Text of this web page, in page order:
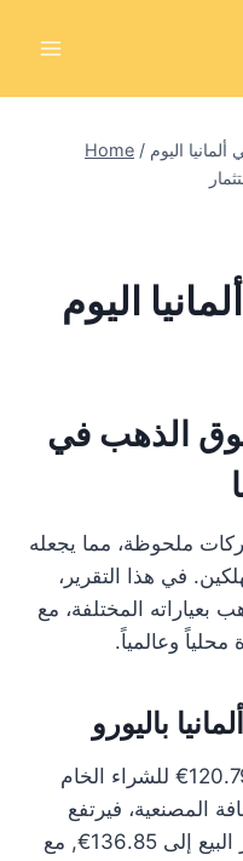
Home / اليوم
اليوم
الذهب في
ملحوظة، مما يجعله
في هذا التقرير،
بعياراته المختلفة، مع
محلياً وعالمياً.
باليورو
سعر الذهب عيار 24 اليوم يبلغ 120.79€ للشراء الخام
المصنعية، فيرتفع
سعر الشراء إلى 132.87€ وسعر البيع إلى 136.85€, مع